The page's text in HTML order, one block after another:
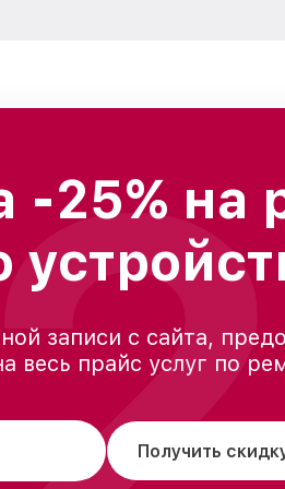
-25% на
записи с сайта,
весь прайс услуг по
Получить